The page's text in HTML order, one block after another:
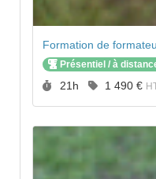
Formation de
Présentiel / à
Durée :
21h Prix :
1 490 €